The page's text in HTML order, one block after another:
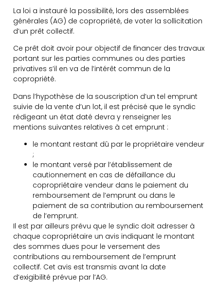
La loi a instauré la possibilité, lors des assemblées
générales (AG) de copropriété, de voter la sollicitation
d’un prêt collectif.
Ce prêt doit avoir pour objectif de financer des travaux
portant sur les parties communes ou des parties
privatives s’il en va de l’intérêt commun de la
copropriété.
Dans l’hypothèse de la souscription d’un tel emprunt
suivie de la vente d’un lot, il est précisé que le syndic
rédigeant un état daté devra y renseigner les
mentions suivantes relatives à cet emprunt :
le montant restant dû par le propriétaire vendeur
;
le montant versé par l’établissement de
cautionnement en cas de défaillance du
copropriétaire vendeur dans le paiement du
remboursement de l’emprunt ou dans le
paiement de sa contribution au remboursement
de l’emprunt.
Il est par ailleurs prévu que le syndic doit adresser à
chaque copropriétaire un avis indiquant le montant
des sommes dues pour le versement des
contributions au remboursement de l’emprunt
collectif. Cet avis est transmis avant la date
d’exigibilité prévue par l’AG.